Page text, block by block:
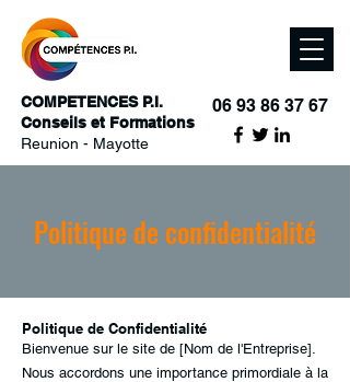
COMPETENCES P.I.
Conseils et Formations
Reunion - Mayotte
06 93 86 37 67
Politique de confidentialité
Politique de Confidentialité
Bienvenue sur le site de [Nom de l'Entreprise].
Nous accordons une importance primordiale à la